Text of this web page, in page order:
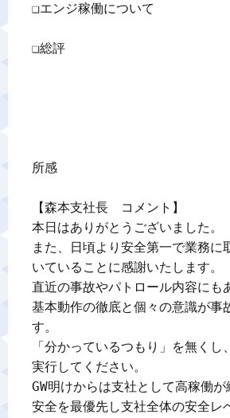
❑エンジ稼働につ
❑総
所感
【森本支社長　コメント】
本日はありがとうございました。
また、日頃より安全第一で業務に
いていることに感謝いたします。
直近の事故やパトロール内容にも
基本動作の徹底と個々の意識が事
す。
「分かっているつもり」を無くし
実行してください。
GW明けからは支社として高稼働が
安全を最優先し支社全体の安全レ